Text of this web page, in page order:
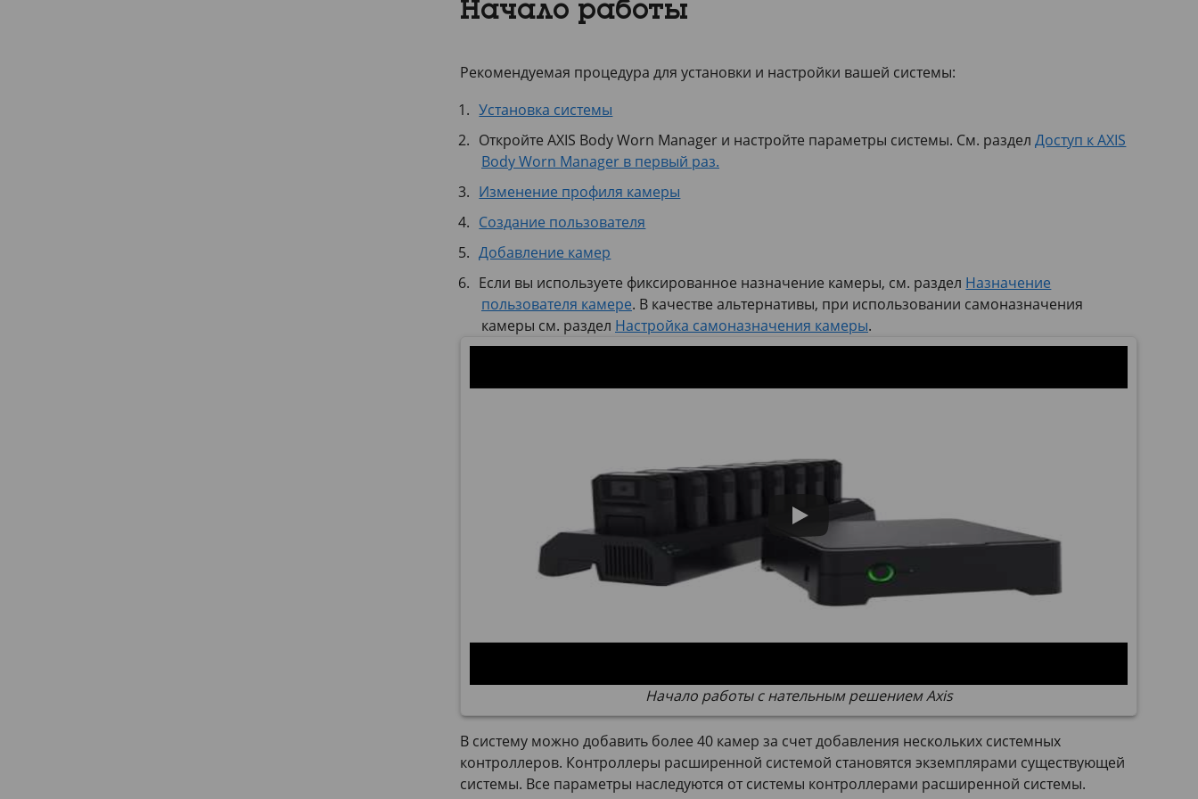
Начало работы
Рекомендуемая процедура для установки и настройки вашей системы:
Установка системы
ОткройтеAXIS Body Worn Manager и настройте параметры системы. См. разделДоступ к AXIS
Body Worn Manager в первый раз.
Изменение профиля камеры
Создание пользователя
Добавление камер
Если вы используете фиксированное назначение камеры, см. раздел Назначение
пользователя камере. В качестве альтернативы, при использовании самоназначения
камеры см. раздел Настройка самоназначения камеры.
Начало работы с нательным решением Axis
В систему можно добавить более 40 камер за счет добавления нескольких системных
контроллеров. Контроллеры расширенной системой становятся экземплярами существующей
системы. Все параметры наследуются от системы контроллерами расширенной системы.